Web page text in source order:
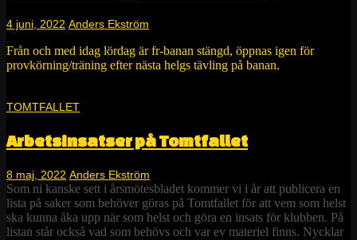
4 juni, 2022 Anders Ekström
Från och med idag lördag är fr-banan stängd, öppnas igen för
provkörning/träning efter nästa helgs tävling på banan.
TOMTFALLET
Arbetsinsatser på Tomtfallet
8 maj, 2022 Anders Ekström
Som ni kanske sett i årsmötesbladet kommer vi i år att publicera en
lista på saker som behöver göras på Tomtfallet för att vem som helst
ska kunna åka upp när som helst och göra en insats för klubben. På
listan står också vad som behövs och var ev materiel finns. Nycklar